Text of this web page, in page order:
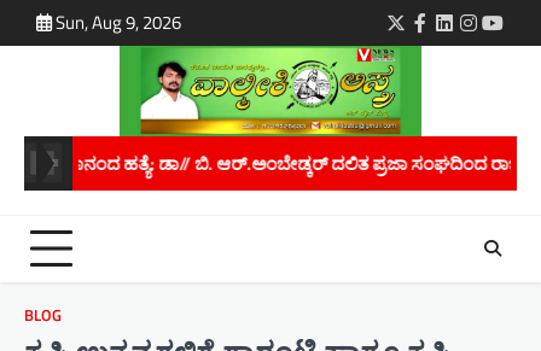
to
Sun, Aug 9, 2026 Twitter
Facebook
LinkedIn
ದಲಿತ ಪ್ರಜಾ ಸಂಘದಿಂದ ರಾಜ್ಯಪಾಲರಿಗೆ ಮನವಿ.. ಮಾನವ
BLOG